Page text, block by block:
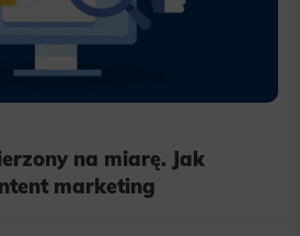
na miarę. Jak
marketing